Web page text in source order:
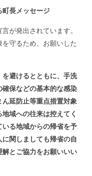
町長メッセージ
が発出されています。
守るため、お願いした
を避けるとともに、手洗
保などの基本的な感染
延防止等重点措置対象
域への往来は控えてく
る地域からの帰省を予
関しましても帰省の自
とご協力をお願いいい